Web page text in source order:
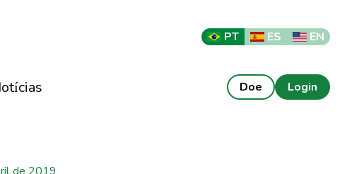
PT ES EN
Doe Login